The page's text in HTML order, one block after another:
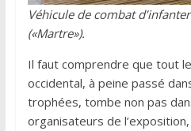
Véhicule de combat
(«Martre»).
Il faut comprendre que tout
occidental, à peine passé
trophées, tombe non pas
organisateurs de